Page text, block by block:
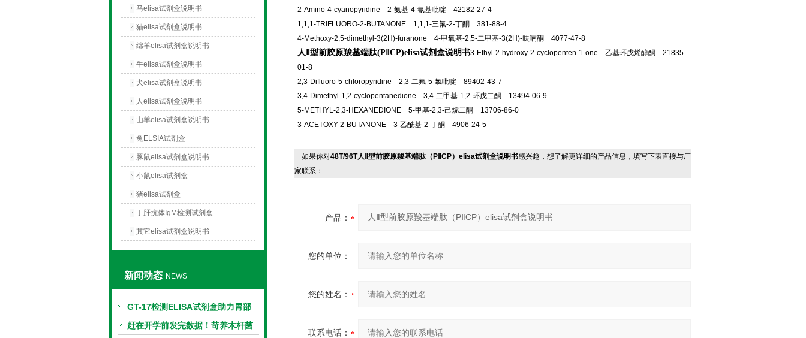
马elisa试剂盒说明书
猫elisa试剂盒说明书
绵羊elisa试剂盒说明书
牛elisa试剂盒说明书
犬elisa试剂盒说明书
人elisa试剂盒说明书
山羊elisa试剂盒说明书
兔ELSIA试剂盒
豚鼠elisa试剂盒说明书
小鼠elisa试剂盒
猪elisa试剂盒
丁肝抗体IgM检测试剂盒
其它elisa试剂盒说明书
新闻动态 NEWS
GT-17检测ELISA试剂盒助力胃部
相关指标样本定量研究
赶在开学前发完数据！苛养木杆菌
2-Amino-4-cyanopyridine 2-氨基-4-氰基吡啶 42182-27-4
1,1,1-TRIFLUORO-2-BUTANONE 1,1,1-三氟-2-丁酮 381-88-4
4-Methoxy-2,5-dimethyl-3(2H)-furanone 4-甲氧基-2,5-二甲基-3(2H)-呋喃酮 4077-47-8
人Ⅱ型前胶原羧基端肽(PⅡCP)elisa试剂盒说明书3-Ethyl-2-hydroxy-2-cyclopenten-1-one 乙基环戊烯醇酮 21835-
01-8
2,3-Difluoro-5-chloropyridine 2,3-二氟-5-氯吡啶 89402-43-7
3,4-Dimethyl-1,2-cyclopentanedione 3,4-二甲基-1,2-环戊二酮 13494-06-9
5-METHYL-2,3-HEXANEDIONE 5-甲基-2,3-己烷二酮 13706-86-0
3-ACETOXY-2-BUTANONE 3-乙酰基-2-丁酮 4906-24-5
如果你对48T/96T人Ⅱ型前胶原羧基端肽（PⅡCP）elisa试剂盒说明书感兴趣，想了解更详细的产品信息，填写下表直接与厂
家联系：
产品：
您的单位：
您的姓名：
联系电话：